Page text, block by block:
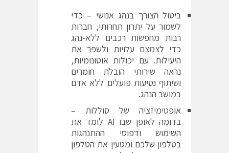
ביטול הצורך בנהג אנושי – כדי
לשמור על יתרון תחרותי, חברות
רבות מחפשות רכבים ללא-נהג
כדי לצמצם עלויות ולשפר את
היעילות. עם יכולות אוטונומיות,
נראה שירותי הובלת חומרים
ושיתוף נסיעות פועלים ללא אדם
במושב הנהג.
אופטימיזציה של סוללות –
בדומה לאופן שבו AI לומד את
השימוש ודפוסי ההתנהגות
בטלפון שלכם ומטעין את הטלפון